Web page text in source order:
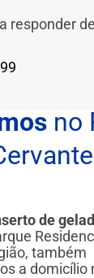
responder
no
de
também
a domicílio